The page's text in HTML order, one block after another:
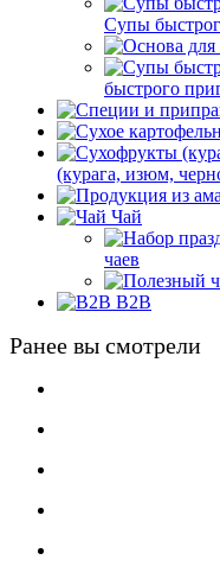
Супы
быстрого
(курага, изюм,
Чай
чаев
B2B
Ранее вы смотрели